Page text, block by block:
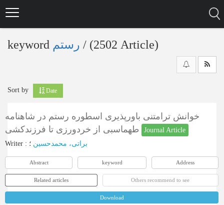
keyword ‎/ (2502 Article)
Sort by Date
خوانش ترامتنی باورپذیری اسطوره رستم در شاهنامه
Journal Article
Writer : براتی، محمدحسین ؛
Abstract keyword Address
Related articles Others recommend to see
Download